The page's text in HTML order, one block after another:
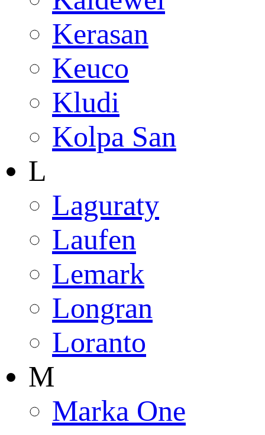
Kerasan
Keuco
Kludi
Kolpa San
L
Laguraty
Laufen
Lemark
Longran
Loranto
M
Marka One